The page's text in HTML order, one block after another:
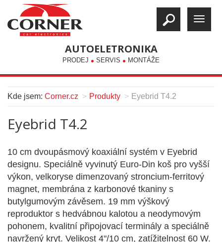
AUTOELETRONIKA
PRODEJ SERVIS MONTÁŽE
Kde jsem: Corner.cz Produkty Eyebrid T4.2
Eyebrid T4.2
10 cm dvoupásmový koaxiální systém v Eyebrid
designu. Speciálně vyvinutý Euro-Din koš pro vyšší
výkon, velkoryse dimenzovaný stroncium-ferritový
magnet, membrána z karbonové tkaniny s
butylgumovým závěsem. 19 mm výškový
reproduktor s hedvábnou kalotou a neodymovým
pohonem, kvalitní připojovací terminály a speciálně
navržený kryt. Velikost 4"/10 cm, zatížitelnost 60 W.